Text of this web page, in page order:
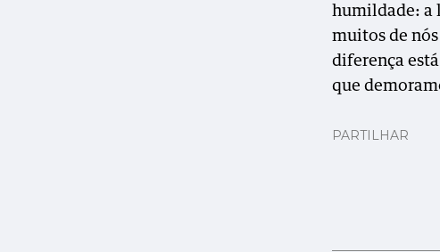
humildade: a
muitos de
diferença
que
PARTILHAR